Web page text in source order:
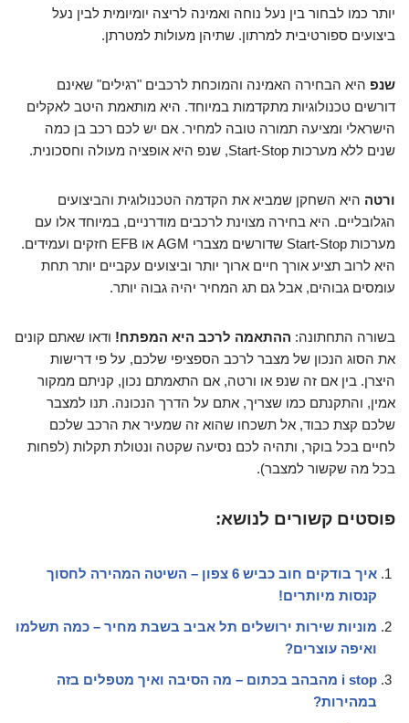
יותר כמו לבחור בין נעל נוחה ואמינה לריצה יומיומית לבין נעל
ביצועים ספורטיבית למרתון. שתיהן מעולות למטרתן.
שנפ היא הבחירה האמינה והמוכחת לרכבים "רגילים" שאינם
דורשים טכנולוגיות מתקדמות במיוחד. היא מותאמת היטב לאקלים
הישראלי ומציעה תמורה טובה למחיר. אם יש לכם רכב בן כמה
שנים ללא מערכות Start-Stop, שנפ היא אופציה מעולה וחסכונית.
ורטה היא השחקן שמביא את הקדמה הטכנולוגית והביצועים
הגלובליים. היא בחירה מצוינת לרכבים מודרניים, במיוחד אלו עם
מערכות Start-Stop שדורשים מצברי AGM או EFB חזקים ועמידים.
היא לרוב תציע אורך חיים ארוך יותר וביצועים עקביים יותר תחת
עומסים גבוהים, אבל גם תג המחיר יהיה גבוה יותר.
בשורה התחתונה: ההתאמה לרכב היא המפתח! ודאו שאתם קונים
את הסוג הנכון של מצבר לרכב הספציפי שלכם, על פי דרישות
היצרן. בין אם זה שנפ או ורטה, אם התאמתם נכון, קניתם ממקור
אמין, והתקנתם כמו שצריך, אתם על הדרך הנכונה. תנו למצבר
שלכם קצת כבוד, אל תשכחו שהוא זה שמעיר את הרכב שלכם
לחיים בכל בוקר, ותהיה לכם נסיעה שקטה ונטולת תקלות (לפחות
בכל מה שקשור למצבר).
פוסטים קשורים לנושא:
איך בודקים חוב כביש 6 צפון – השיטה המהירה לחסוך
קנסות מיותרים!
מוניות שירות ירושלים תל אביב בשבת מחיר – כמה תשלמו
ואיפה עוצרים?
i stop מהבהב בכתום – מה הסיבה ואיך מטפלים בזה
במהירות?